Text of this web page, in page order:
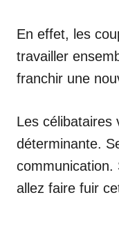
En effet, les
travailler
franchir une
Les célibataires
déterminante.
communication.
allez faire fuir